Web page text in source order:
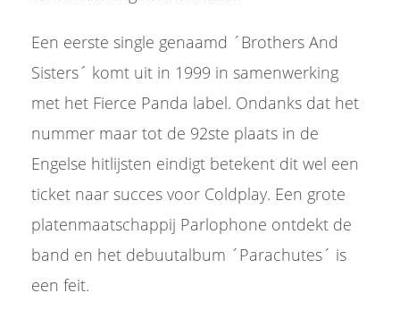
Een eerste single genaamd ´Brothers And
Sisters´ komt uit in 1999 in samenwerking
met het Fierce Panda label. Ondanks dat het
nummer maar tot de 92ste plaats in de
Engelse hitlijsten eindigt betekent dit wel een
ticket naar succes voor Coldplay. Een grote
platenmaatschappij Parlophone ontdekt de
band en het debuutalbum ´Parachutes´ is
een feit.